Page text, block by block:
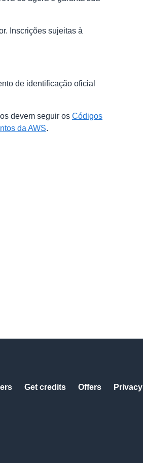
Inscrições sujeitas à
de identificação oficial
devem seguir os Códigos
da AWS.
Get credits Offers Privacy